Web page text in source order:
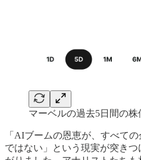
マーベルの過去5日間の株
「AIブームの恩恵が、すべて
ではない」という現実が突き